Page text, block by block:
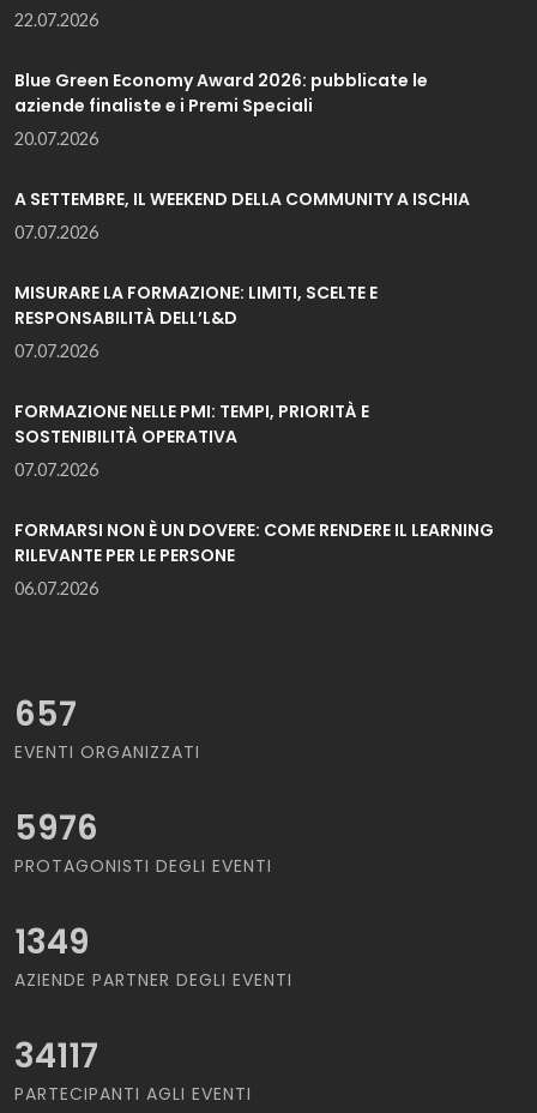
22.07.2026
Blue Green Economy Award 2026: pubblicate le
aziende finaliste e i Premi Speciali
20.07.2026
A SETTEMBRE, IL WEEKEND DELLA COMMUNITY A ISCHIA
07.07.2026
MISURARE LA FORMAZIONE: LIMITI, SCELTE E
RESPONSABILITÀ DELL’L&D
07.07.2026
FORMAZIONE NELLE PMI: TEMPI, PRIORITÀ E
SOSTENIBILITÀ OPERATIVA
07.07.2026
FORMARSI NON È UN DOVERE: COME RENDERE IL LEARNING
RILEVANTE PER LE PERSONE
06.07.2026
657
EVENTI ORGANIZZATI
5976
PROTAGONISTI DEGLI EVENTI
1349
AZIENDE PARTNER DEGLI EVENTI
34117
PARTECIPANTI AGLI EVENTI